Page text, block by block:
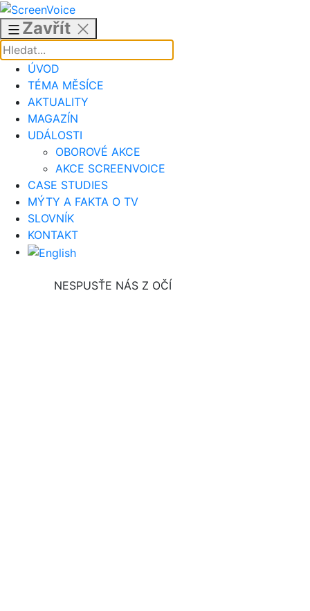
Přejít
obsahu
Zavřít
ÚVOD
TÉMA MĚSÍCE
AKTUALITY
MAGAZÍN
UDÁLOSTI
OBOROVÉ AKCE
AKCE SCREENVOICE
CASE STUDIES
MÝTY A FAKTA O TV
SLOVNÍK
KONTAKT
NESPUSŤE NÁS Z OČÍ